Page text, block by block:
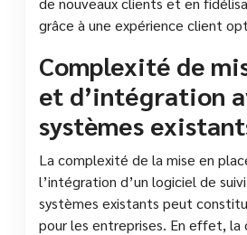
grâce à une expérience client
Complexité de
et d’intégration
systèmes
La complexité de la mise en
l’intégration d’un logiciel de
systèmes existants peut
pour les entreprises. En effet, la